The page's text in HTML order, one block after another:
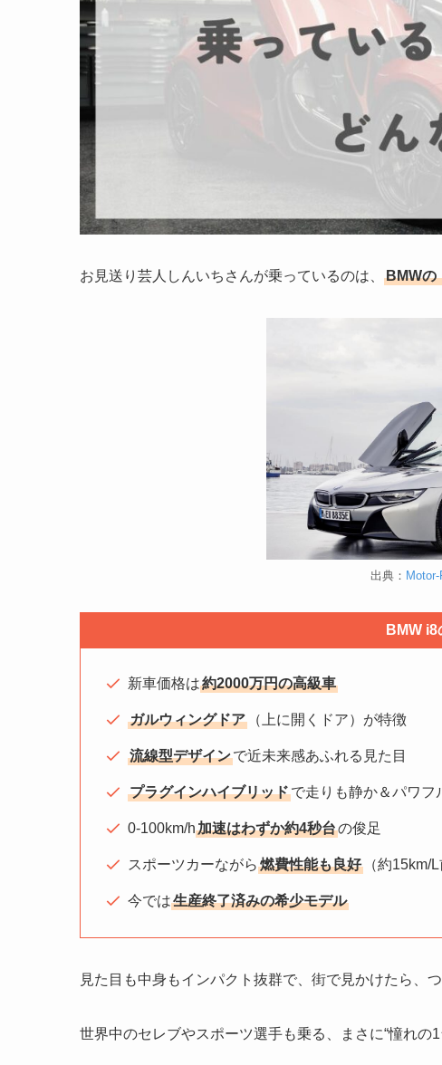
お見送り芸人しんいちさんが乗っているのは、 BMWの
出典： Motor-
BMW i8
新車価格は約2000万円の高級車
ガルウィングドア （上に開くドア）が特徴
流線型デザインで近未来感あふれる見た目
プラグインハイブリッドで走りも静か＆パワフ
0-100km/h加速はわずか約4秒台の俊足
スポーツカーながら 燃費性能も良好 （約15km/L
今では生産終了済みの希少モデル
見た目も中身もインパクト抜群で、街で見かけたら、
世界中のセレブやスポーツ選手も乗る、まさに“憧れの1